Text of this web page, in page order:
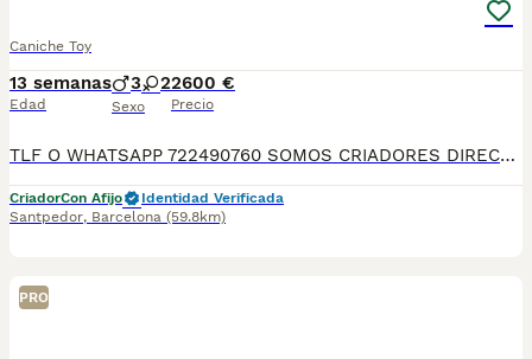
Caniche Toy
13 semanas
Edad
3 2
Sexo
2600 €
Precio
TLF O WHATSAPP 722490760 SOMOS CRIADORES DIRECTOS. DEDICACIÓN, SELECCIÓN, Y BIENESTAR NOS DEFINEN DURANTE MÁS DE 20 AÑOS. NUESTROS BEBÉS NACEN Y SE CRÍAN EN NUESTRO CENTRO GARANTIZANDO ASÍ SU CORRECTA SOCIABILIZACION DESARROLLO NEUROLOGICO, CARÁCTER PERSONALIDAD Y SALUD. SE ENTREGAN A PARTIR DE LOS DOS MESES CON SU PLAN CORRESPONDIENTE POR EDAD DE VACUNACIÓN, DESPARASITADOS INTERNA Y EXTERNAMENTE CON SU MICROCHIP IMPLANTADO Y DADO DE ALTA EN EL ANICOM, CONTRATO DE COMPRA CON GARANTÍAS VÍRICAS DE 15 DÍAS, Y CONGÉNITAS DONDE GARANTIZAMOS SU CORRECTO DESARROLLO. ENVIAMOS A TODA ESPAÑA MEDIANTE TRANSPORTE PRIVADO PARA QUE SEA CONFORTABLE Y SUPERVISADO HASTA EL INSTANTE DE LLEGAR A CASA. PRECIOS Y FOTOS REALES!!! SI BUSCAS UN COMPAÑERO SANO Y EQUILIBRADO ESTE ES EL LUGAR! TE ASESORAREMOS ANTES DURANTE Y DESPUÉS DE LA ENTREGA PARA QUE TODO SEA LO MAS AFABLE Y FACIL POSIBLE DURANTE LA ADAPTACION! NO DUDES EN CONSULTAR POR NUESTROS PEQUES AL 722 490 760
CriadorCon Afijo
Identidad Verificada
Santpedor, Barcelona (59.8km)
PRO